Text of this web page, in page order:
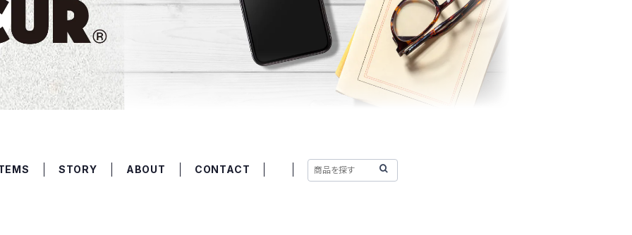
STORY ABOUT CONTACT